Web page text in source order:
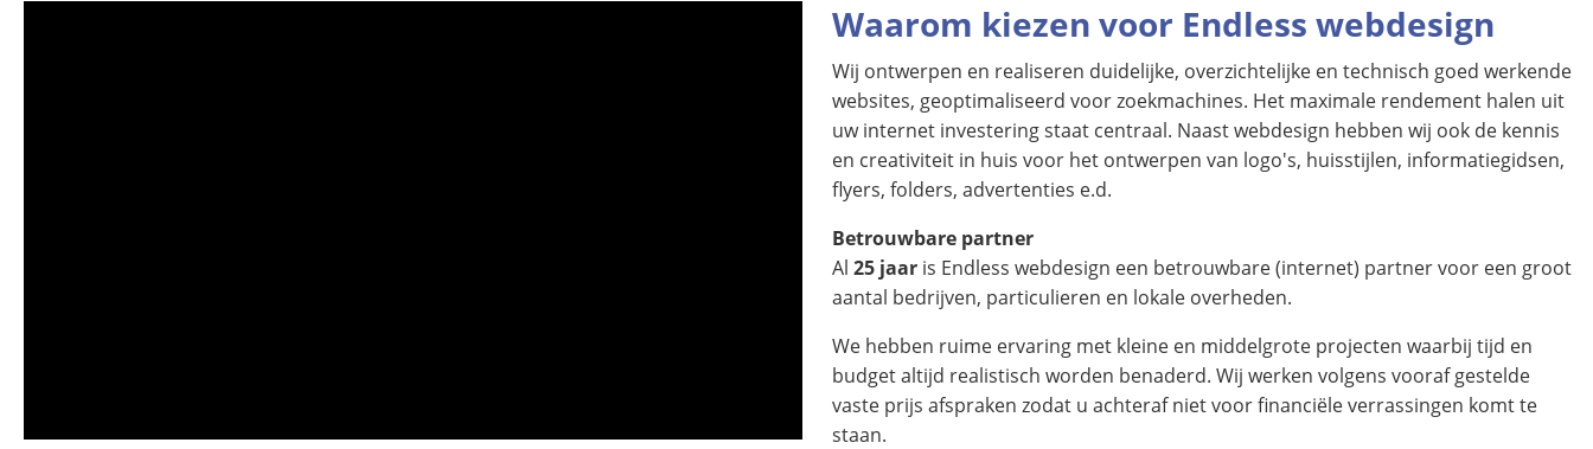
Waarom kiezen voor Endless webdesign
Wij ontwerpen en realiseren duidelijke, overzichtelijke en technisch goed werkende
websites, geoptimaliseerd voor zoekmachines. Het maximale rendement halen uit
uw internet investering staat centraal. Naast webdesign hebben wij ook de kennis
en creativiteit in huis voor het ontwerpen van logo's, huisstijlen, informatiegidsen,
flyers, folders, advertenties e.d.
Betrouwbare partner
Al 25 jaar is Endless webdesign een betrouwbare (internet) partner voor een groot
aantal bedrijven, particulieren en lokale overheden.
We hebben ruime ervaring met kleine en middelgrote projecten waarbij tijd en
budget altijd realistisch worden benaderd. Wij werken volgens vooraf gestelde
vaste prijs afspraken zodat u achteraf niet voor financiële verrassingen komt te
staan.